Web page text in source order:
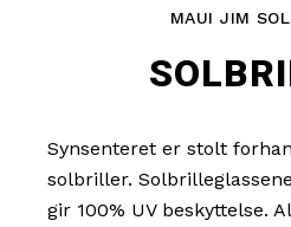
MAUI JIM
Synsenteret er stolt
solbriller.
gir 100% UV beskyttelse.